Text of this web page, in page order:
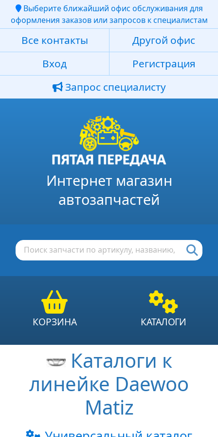
Выберите ближайший офис обслуживания для
оформления заказов или запросов к специалистам
Все контакты
Другой офис
Вход
Регистрация
Запрос специалисту
Интернет магазин
автозапчастей
КОРЗИНА КАТАЛОГИ
Каталоги к
линейке Daewoo
Matiz